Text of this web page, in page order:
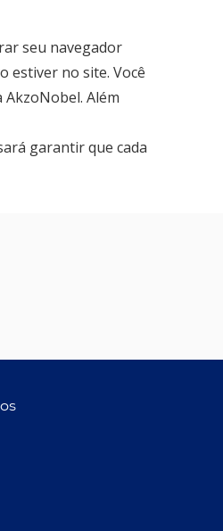
seu navegador
estiver no site. Você
Além
garantir que cada